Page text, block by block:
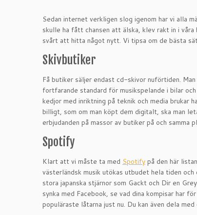
Sedan internet verkligen slog igenom har vi alla
skulle ha fått chansen att älska, klev rakt in i
svårt att hitta något nytt. Vi tipsa om de bästa
Skivbutiker
Få butiker säljer endast cd-skivor nuförtiden.
fortfarande standard för musikspelande i bilar
kedjor med inriktning på teknik och media brukar
billigt, som om man köpt dem digitalt, ska man
erbjudanden på massor av butiker på och samma
Spotify
Klart att vi måste ta med Spotify på den här
västerländsk musik utökas utbudet hela tiden
stora japanska stjärnor som Gackt och Dir en
synka med Facebook, se vad dina kompisar har
populäraste låtarna just nu. Du kan även dela